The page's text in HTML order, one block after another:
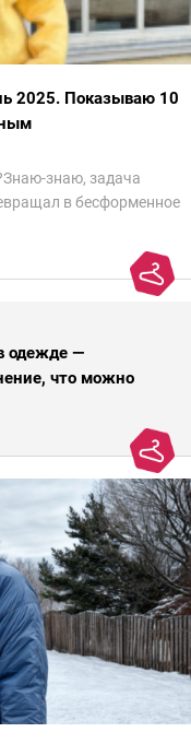
2025. Показываю 10
знаю, задача
в бесформенное
одежде —
что можно